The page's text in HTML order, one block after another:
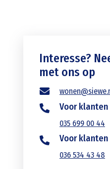
Interesse?
met ons op
Voor klanten
035 699 00 44
Voor
036 534 43 48